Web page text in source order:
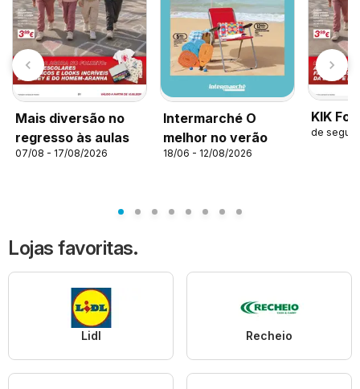
Mais diversão no
regresso às aulas
07/08 - 17/08/2026
Intermarché O
melhor no verão
18/06 - 12/08/2026
KIK
de
Lojas favoritas.
Lidl Recheio